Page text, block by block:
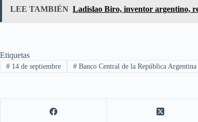
LEE TAMBIÉN Ladislao Biro, inventor argentino,
Etiquetas
#14 de septiembre #Banco Central de la República Argentina